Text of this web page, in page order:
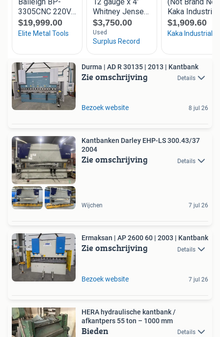
Durma | AD R 30135 | 2013 | Kantbank
Zie omschrijving Details
Bezoek website 8 jul 26
Kantbanken Darley EHP-LS 300.43/37
2004
Zie omschrijving Details
Wijchen 7 jul 26
Ermaksan | AP 2600 60 | 2003 | Kantbank
Zie omschrijving Details
Bezoek website 7 jul 26
HERA hydraulische kantbank /
afkantpers 55 ton – 1000 mm
Bieden Details